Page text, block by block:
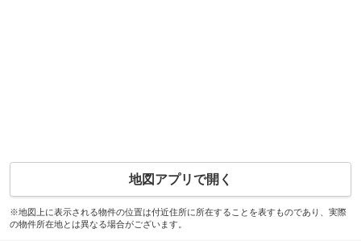
地図アプリで開く
※地図上に表示される物件の位置は付近住所に所在することを表すものであり、実際
の物件所在地とは異なる場合がございます。